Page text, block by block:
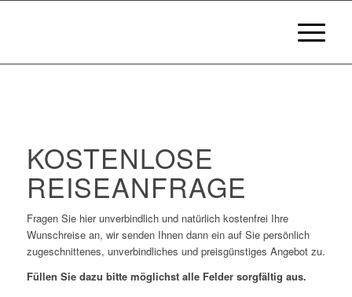
KOSTENLOSE
REISEANFRAGE
Fragen Sie hier unverbindlich und natürlich kostenfrei Ihre
Wunschreise an, wir senden Ihnen dann ein auf Sie persönlich
zugeschnittenes, unverbindliches und preisgünstiges Angebot zu.
Füllen Sie dazu bitte möglichst alle Felder sorgfältig aus.